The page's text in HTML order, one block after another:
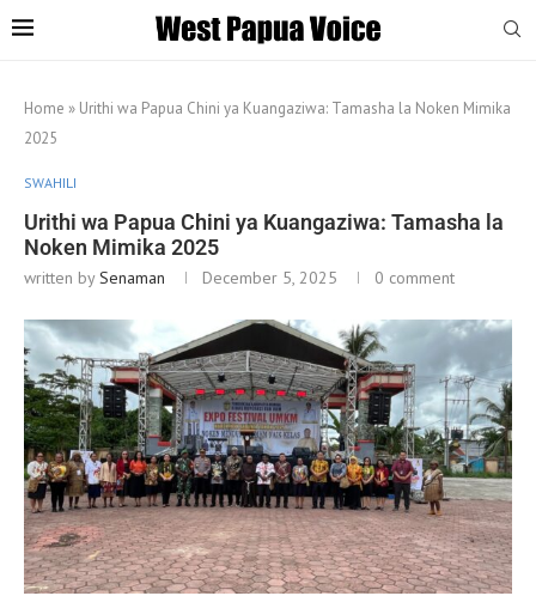
Home » Urithi wa Papua Chini ya Kuangaziwa: Tamasha la Noken Mimika
2025
SWAHILI
Urithi wa Papua Chini ya Kuangaziwa: Tamasha la
Noken Mimika 2025
written bySenaman December 5, 2025 0 comment